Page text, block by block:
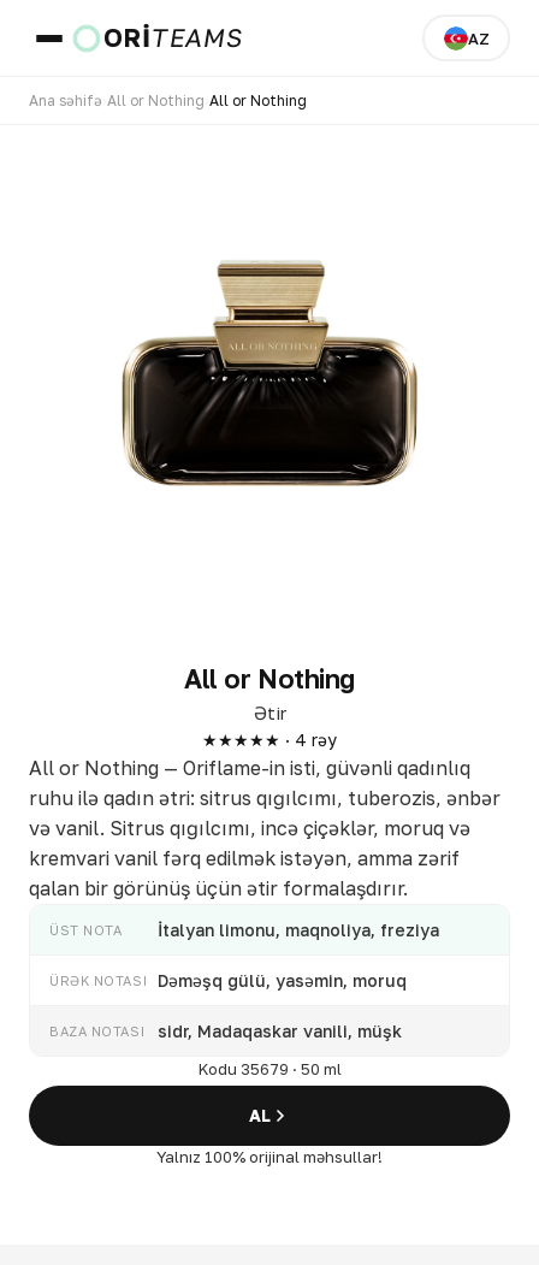
ORITEAMS AZ
Ana səhifə All or Nothing All or Nothing
All or Nothing
Ətir
★★★★★ · 4 rəy
All or Nothing — Oriflame-in isti, güvənli qadınlıq
ruhu ilə qadın ətri: sitrus qığılcımı, tuberozis, ənbər
və vanil. Sitrus qığılcımı, incə çiçəklər, moruq və
kremvari vanil fərq edilmək istəyən, amma zərif
qalan bir görünüş üçün ətir formalaşdırır.
ÜST NOTA İtalyan limonu, maqnoliya, freziya
ÜRƏK NOTASI Dəməşq gülü, yasəmin, moruq
BAZA NOTASI sidr, Madaqaskar vanili, müşk
Kodu 35679 · 50 ml
AL
Yalnız 100% orijinal məhsullar!